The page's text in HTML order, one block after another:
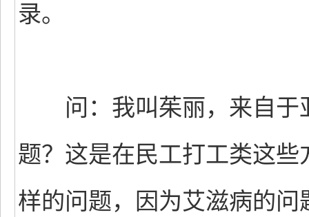
录。
问：我叫茱丽，来自于
题？这是在民工打工类这
样的问题，因为艾滋病的